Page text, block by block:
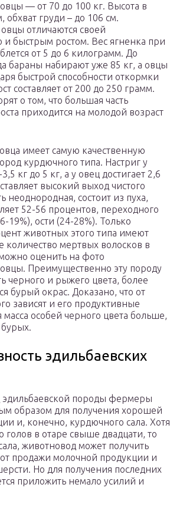
— от 70 до 100 кг. Высота в
обхват груди – до 106 см.
отличаются своей
и быстрым ростом. Вес ягненка при
от 5 до 6 килограмм. До
бараны набирают уже 85 кг, а овцы
быстрой способности откормки
составляет от 200 до 250 грамм.
о том, что большая часть
приходится на молодой возраст
имеет самую качественную
курдючного типа. Настриг у
кг до 5 кг, а у овец достигает 2,6
высокий выход чистого
неоднородная, состоит из пуха,
52-56 процентов, переходного
19%), ости (24-28%). Только
животных этого типа имеют
мертвых волосков в
оценить на фото
Преимущественно эту породу
черного и рыжего цвета, более
бурый окрас. Доказано, что от
зависят и его продуктивные
масса особей черного цвета больше,
эдильбаевских
эдильбаевской породы фермеры
образом для получения хорошей
и, конечно, курдючного сала. Хотя
голов в отаре свыше двадцати, то
животновод может получить
продажи молочной продукции и
Но для получения последних
приложить немало усилий и